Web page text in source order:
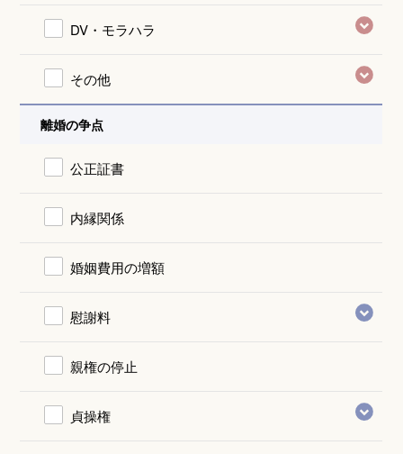
DV・モラハラ
その他
離婚の争点
公正証書
内縁関係
婚姻費用の増額
慰謝料
親権の停止
貞操権